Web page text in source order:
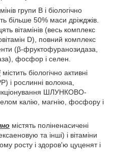
групи В і біологічно
більше 50% маси дріжджів.
вітамінів (весь комплекс
D), повний комплекс
(β-фруктофуранозидаза,
фосфор і селен.
містить біологічно активні
і рослинні волокна,
ШЛУНКОВО-
калію, магнію, фосфору і
містять поліненасичені
та інші) і вітаміни
росту і здоров'ю цуценят і